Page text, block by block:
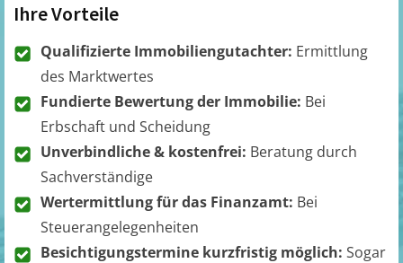
Ihre Vorteile
Qualifizierte Immobiliengutachter: Ermittlung
des Marktwertes
Fundierte Bewertung der Immobilie: Bei
Erbschaft und Scheidung
Unverbindliche & kostenfrei: Beratung durch
Sachverständige
Wertermittlung für das Finanzamt: Bei
Steuerangelegenheiten
Besichtigungstermine kurzfristig möglich: Sogar